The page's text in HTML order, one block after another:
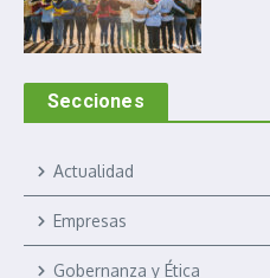
Secciones
Actualidad
Empresas
Gobernanza y Ética